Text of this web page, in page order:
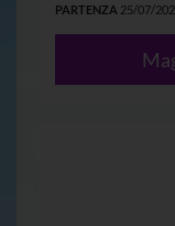
PARTENZA 25/07/